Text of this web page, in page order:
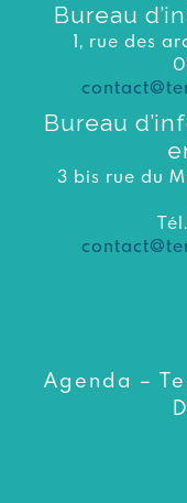
Bureau
1, rue des
Bureau
3 bis rue du
Agenda –